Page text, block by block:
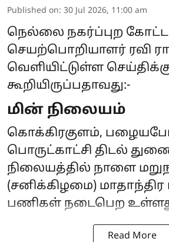
Published on: 30 Jul 2026, 11:00 am
நெல்லை நகர்ப்புற
செயற்பொறியாளர் ரவி
வெளியிட்டுள்ள
கூறியிருப்பதாவது:-
மின் நிலையம்
கொக்கிரகுளம்,
பொருட்காட்சி திடல்
நிலையத்தில் நாளை
(சனிக்கிழமை) மாதாந்திர
பணிகள் நடைபெற
Read More